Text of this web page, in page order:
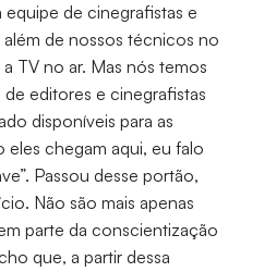
de cinegrafistas e
de nossos técnicos no
TV no ar. Mas nós temos
editores e cinegrafistas
disponíveis para as
chegam aqui, eu falo
Passou desse portão,
Não são mais apenas
parte da conscientização
que, a partir dessa